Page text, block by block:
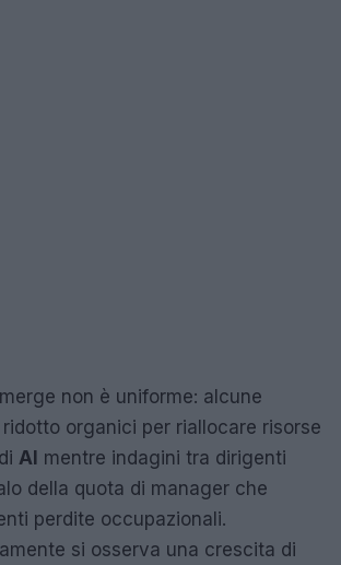
non è uniforme: alcune
organici per riallocare risorse
AI mentre indagini tra dirigenti
della quota di manager che
perdite occupazionali.
si osserva una crescita di